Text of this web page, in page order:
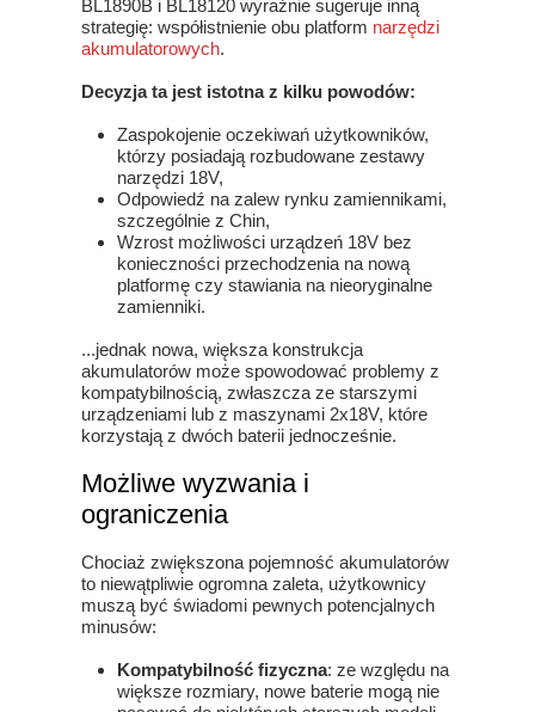
BL1890B i BL18120 wyraźnie sugeruje inną
strategię: współistnienie obu platform narzędzi
akumulatorowych.
Decyzja ta jest istotna z kilku powodów:
Zaspokojenie oczekiwań użytkowników,
którzy posiadają rozbudowane zestawy
narzędzi 18V,
Odpowiedź na zalew rynku zamiennikami,
szczególnie z Chin,
Wzrost możliwości urządzeń 18V bez
konieczności przechodzenia na nową
platformę czy stawiania na nieoryginalne
zamienniki.
...jednak nowa, większa konstrukcja
akumulatorów może spowodować problemy z
kompatybilnością, zwłaszcza ze starszymi
urządzeniami lub z maszynami 2x18V, które
korzystają z dwóch baterii jednocześnie.
Możliwe wyzwania i
ograniczenia
Chociaż zwiększona pojemność akumulatorów
to niewątpliwie ogromna zaleta, użytkownicy
muszą być świadomi pewnych potencjalnych
minusów:
Kompatybilność fizyczna: ze względu na
większe rozmiary, nowe baterie mogą nie